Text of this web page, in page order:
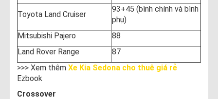
Toyota Land Cruiser
93+45 (bình chính và bình
phụ)
Mitsubishi Pajero
88
Land Rover Range
87
>>> Xem thêm Xe Kia Sedona cho thuê giá rẻ
Ezbook
Crossover